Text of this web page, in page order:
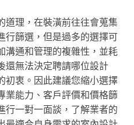
道理，在裝潢前往往會蒐集
行篩選，但是過多的選擇可
溝通和管理的複雜性，並耗
還無法決定聘請哪位設計
初衷。因此建議您縮小選擇
業能力、客戶評價和價格篩
行一對一面談，了解業者的